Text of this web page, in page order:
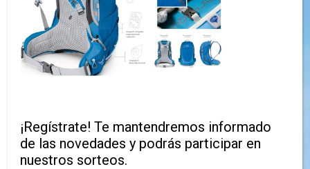
¡Regístrate! Te mantendremos informado
de las novedades y podrás participar en
nuestros sorteos.